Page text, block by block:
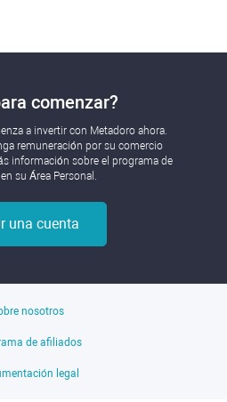
comenzar?
a invertir con Metadoro ahora.
remuneración por su comercio
información sobre el programa de
su Área Personal.
una cuenta
nosotros
de afiliados
legal